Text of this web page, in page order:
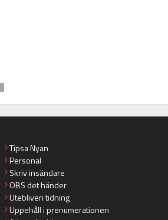
Tipsa Nyan
Personal
Skriv insändare
OBS det händer
Utebliven tidning
Uppehåll i prenumerationen